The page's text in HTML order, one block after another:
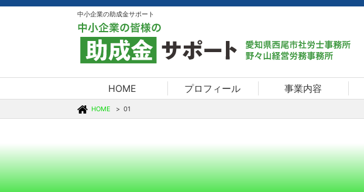
中小企業の助成金サポート
HOME プロフィール 事業内容
HOME 01